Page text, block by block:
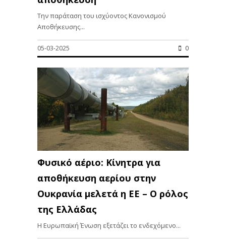
Tην παράταση του ισχύοντος Κανονισμού
Αποθήκευσης...
05-03-2025 0
Φυσικό αέριο: Κίνητρα για
αποθήκευση αερίου στην
Ουκρανία μελετά η ΕΕ – Ο ρόλος
της Ελλάδας
Η Ευρωπαϊκή Ένωση εξετάζει το ενδεχόμενο...